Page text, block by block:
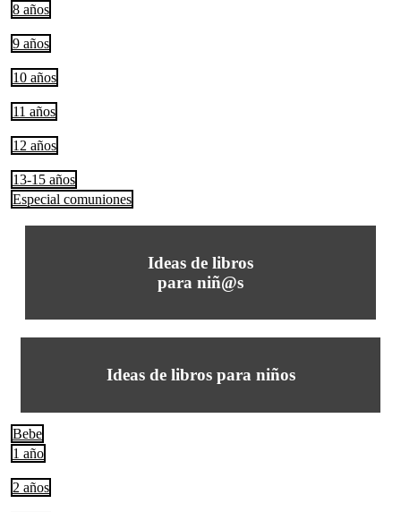
8 años
9 años
10 años
11 años
12 años
13-15 años
Especial comuniones
Ideas de libros
para niñ@s
Ideas de libros para niños
Bebe
1 año
2 años